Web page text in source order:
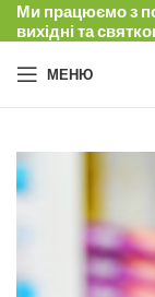
Ми працюємо з
вихідні та
МЕНЮ